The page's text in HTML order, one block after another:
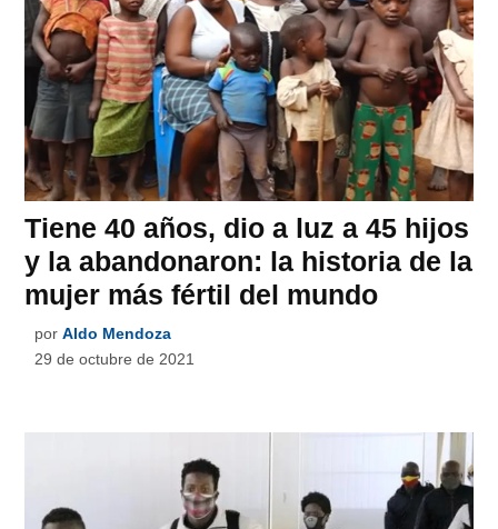
Tiene 40 años, dio a luz a 45 hijos
y la abandonaron: la historia de la
mujer más fértil del mundo
por Aldo Mendoza
29 de octubre de 2021